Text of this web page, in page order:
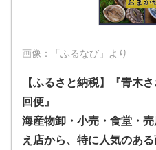
画像：「ふるなび」より
【ふるさと納税】『青木
回便』
海産物卸・小売・食堂・
え店から、特に人気のあ